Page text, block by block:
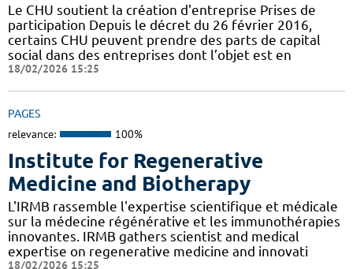
Le CHU soutient la création d'entreprise Prises de
participation Depuis le décret du 26 février 2016,
certains CHU peuvent prendre des parts de capital
social dans des entreprises dont l’objet est en
18/02/2026 15:25
PAGES
relevance: 100%
Institute for Regenerative
Medicine and Biotherapy
L'IRMB rassemble l'expertise scientifique et médicale
sur la médecine régénérative et les immunothérapies
innovantes. IRMB gathers scientist and medical
expertise on regenerative medicine and innovati
18/02/2026 15:25